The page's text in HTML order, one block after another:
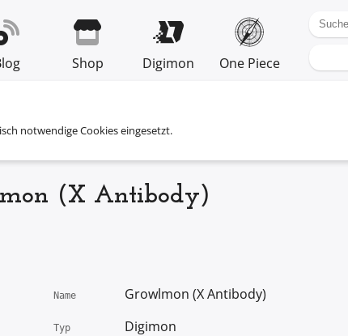
Shop Digimon One Piece
notwendige Cookies eingesetzt.
(X Antibody)
Name Growlmon (X Antibody)
Typ Digimon